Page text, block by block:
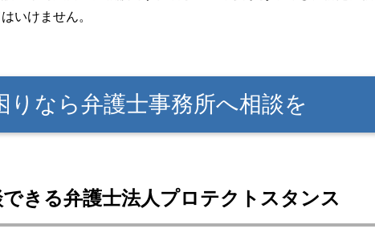
いけません。
りなら弁護士事務所へ相談を
きる弁護士法人プロテクトスタンス